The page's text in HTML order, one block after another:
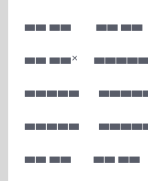
▅▅ ▅▅ ▅▅ ▅▅
▅▅ ▅▅× ▅▅▅▅▅
▅▅▅▅▅
▅▅▅▅▅
▅▅ ▅▅ ▅▅ ▅▅